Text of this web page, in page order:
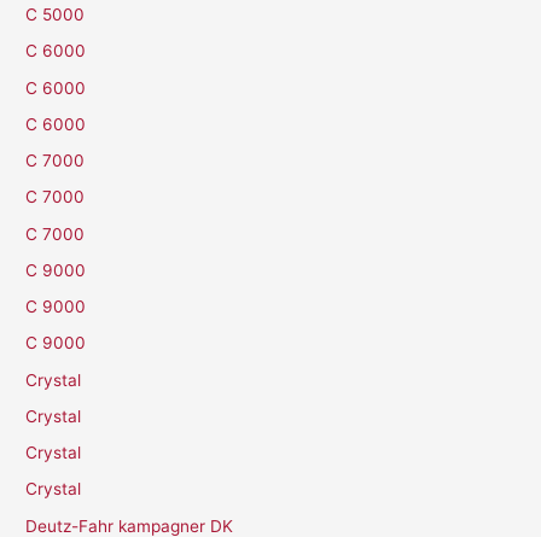
C 5000
C 6000
C 6000
C 6000
C 7000
C 7000
C 7000
C 9000
C 9000
C 9000
Crystal
Crystal
Crystal
Crystal
Deutz-Fahr kampagner DK